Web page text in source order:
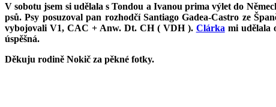
V sobotu jsem si udělala s Tondou a Ivanou prima výlet do
psů. Psy posuzoval pan rozhodčí Santiago Gadea-Castro ze
vybojovali V1, CAC + Anw. Dt. CH ( VDH ). Clárka mi udělala
úspěšná.
Děkuju rodině Nokič za pěkné fotky.